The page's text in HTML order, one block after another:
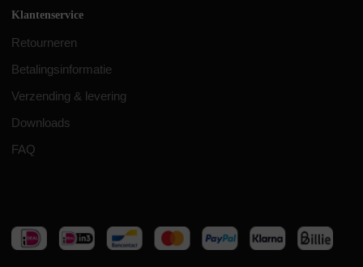
Klantenservice
Retourneren
Betalingsinformatie
Verzending & levering
Downloads
FAQ